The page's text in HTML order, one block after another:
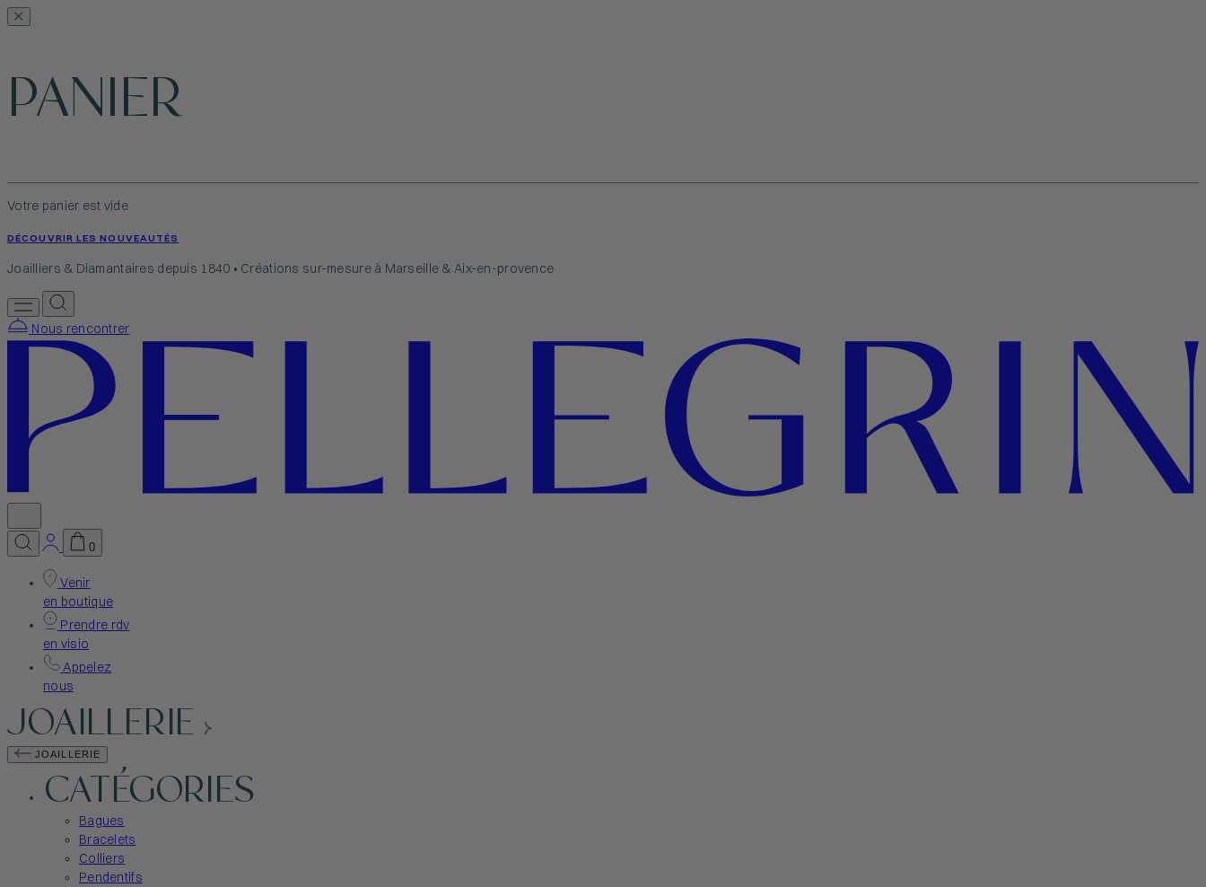
PANIER
Votre panier est vide
DÉCOUVRIR LES NOUVEAUTÉS
Joailliers & Diamantaires depuis 1840 • Créations sur-mesure à Marseille & Aix-en-provence
Nous rencontrer
0
Venir
en boutique
Prendre rdv
en visio
Appelez
nous
JOAILLERIE
JOAILLERIE
CATÉGORIES
Bagues
Bracelets
Colliers
Pendentifs